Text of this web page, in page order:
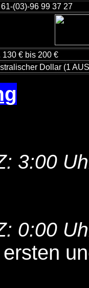
(03)-96 99 37 27
130 € bis 200 €
Dollar (1
3:00
0:00